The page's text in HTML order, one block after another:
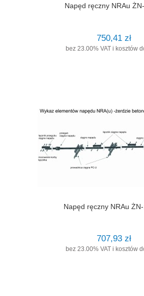
Napęd ręczny NRAu
750,41 zł
bez 23.00% VAT i kosztów
Napęd ręczny NRAu
707,93 zł
bez 23.00% VAT i kosztów